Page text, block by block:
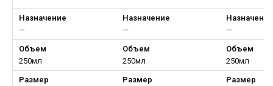
Назначение
—
Назначение
—
Назначение
—
Объем
250мл
Объем
250мл
Объем
250мл
Размер
Размер
Размер